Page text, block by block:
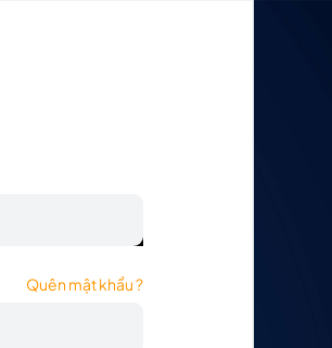
Quên mật khẩu ?